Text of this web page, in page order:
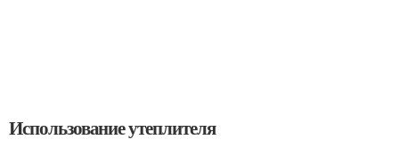
Использование утеплителя